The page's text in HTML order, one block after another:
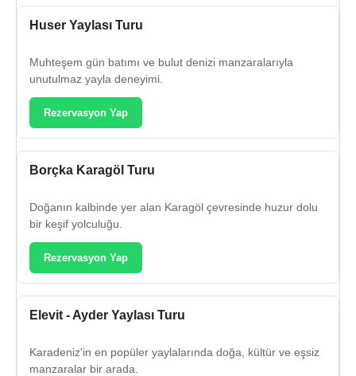
Huser Yaylası Turu
Muhteşem gün batımı ve bulut denizi manzaralarıyla
unutulmaz yayla deneyimi.
Rezervasyon Yap
Borçka Karagöl Turu
Doğanın kalbinde yer alan Karagöl çevresinde huzur dolu
bir keşif yolculuğu.
Rezervasyon Yap
Elevit - Ayder Yaylası Turu
Karadeniz'in en popüler yaylalarında doğa, kültür ve eşsiz
manzaralar bir arada.